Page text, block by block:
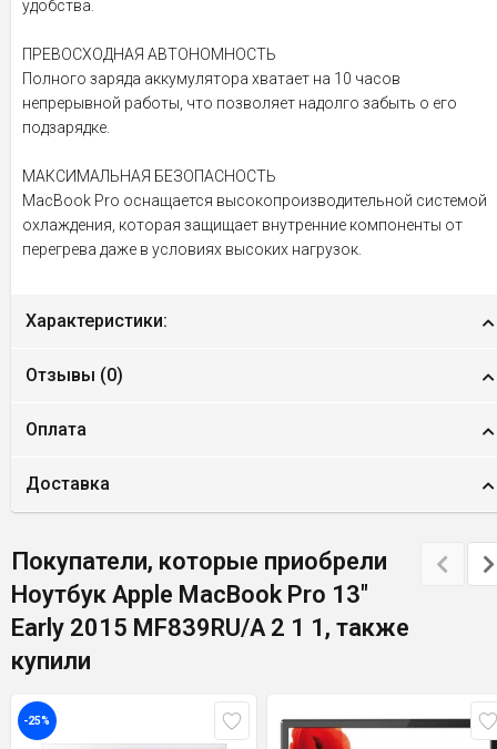
удобства.
ПРЕВОСХОДНАЯ АВТОНОМНОСТЬ
Полного заряда аккумулятора хватает на 10 часов
непрерывной работы, что позволяет надолго забыть о его
подзарядке.
МАКСИМАЛЬНАЯ БЕЗОПАСНОСТЬ
MacBook Pro оснащается высокопроизводительной системой
охлаждения, которая защищает внутренние компоненты от
перегрева даже в условиях высоких нагрузок.
Характеристики:
Отзывы (0)
Оплата
Доставка
Покупатели, которые приобрели
Ноутбук Apple MacBook Pro 13"
Early 2015 MF839RU/A 2 1 1, также
купили
-25%